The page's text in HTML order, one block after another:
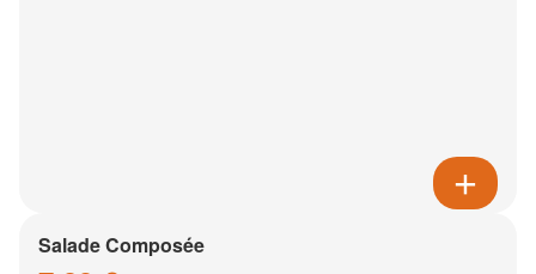
Salade Composée